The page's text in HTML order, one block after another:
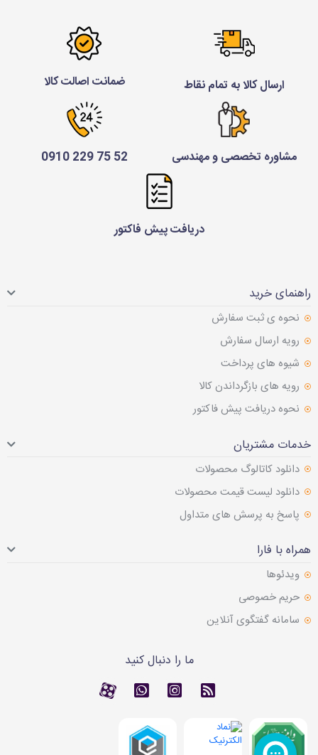
ارسال کالا به تمام نقاط ضمانت اصالت کالا
مشاوره تخصصی و مهندسی 52 75 229 0910
دریافت پیش فاکتور
راهنمای خرید
نحوه ی ثبت سفارش
رویه ارسال سفارش
شیوه های پرداخت
رویه های بازگرداندن کالا
نحوه دریافت پیش فاکتور
خدمات مشتریان
دانلود کاتالوگ محصولات
دانلود لیست قیمت محصولات
پاسخ به پرسش های متداول
همراه با فارا
ویدئوها
حریم خصوصی
سامانه گفتگوی آنلاین
ما را دنبال کنید
RSS کانال آپارات
تماس با واتس اپ
کانال آپارات